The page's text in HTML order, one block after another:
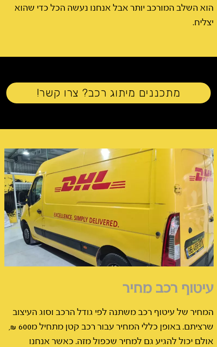
הוא השלב המורכב יותר אבל אנחנו נעשה הכל כדי שהוא
יצליח.
מתכננים מיתוג רכב? צרו קשר!
עיטוף רכב מחיר
המחיר של עיטוף רכב משתנה לפי גודל הרכב וסוג העיצוב
שרציתם. באופן כללי המחיר עבור רכב קטן מתחיל מ600 ₪,
אולם יכול להגיע גם למחיר שכפול מזה. כאשר אנחנו